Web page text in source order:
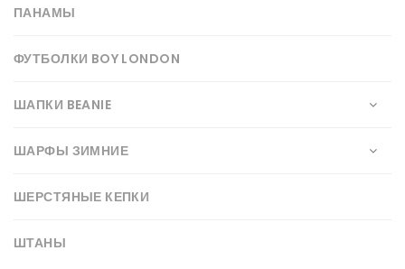
ПАНАМЫ
ФУТБОЛКИ BOY LONDON
ШАПКИ BEANIE
ШАРФЫ ЗИМНИЕ
ШЕРСТЯНЫЕ КЕПКИ
ШТАНЫ